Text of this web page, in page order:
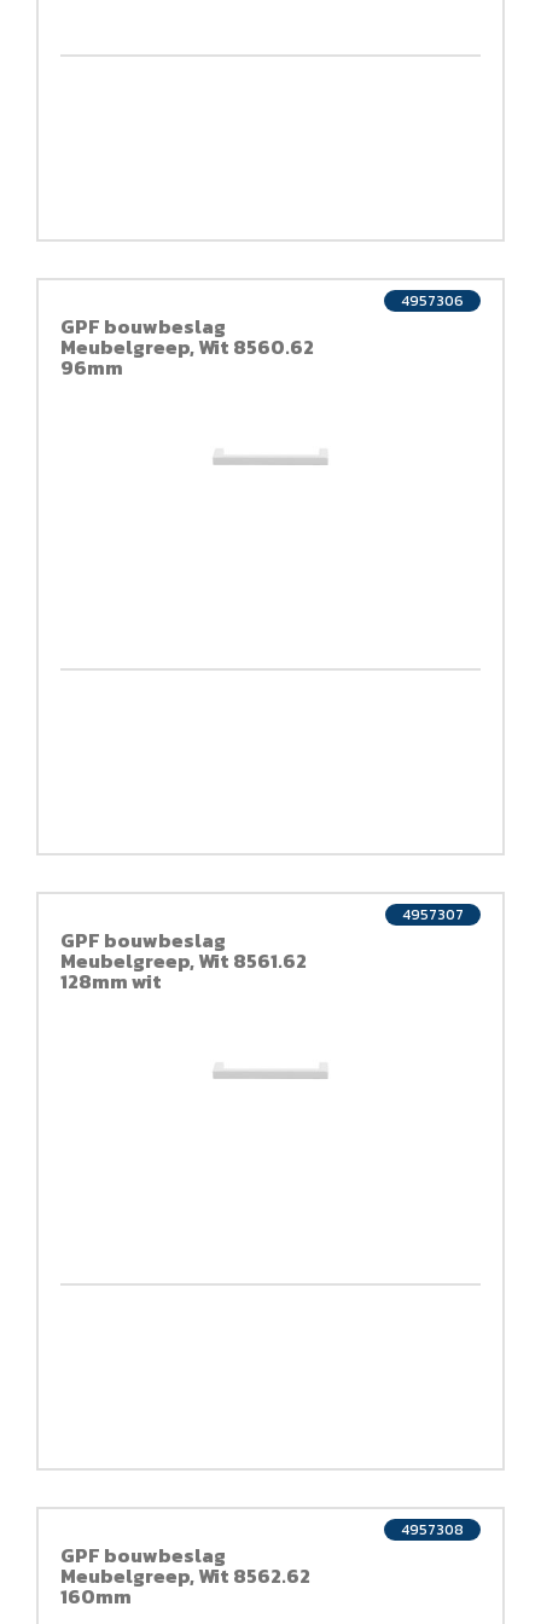
GPF bouwbeslag
Meubelgreep, Wit 8560.62
96mm
4957306
GPF bouwbeslag
Meubelgreep, Wit 8561.62
128mm wit
4957307
GPF bouwbeslag
Meubelgreep, Wit 8562.62
160mm
4957308